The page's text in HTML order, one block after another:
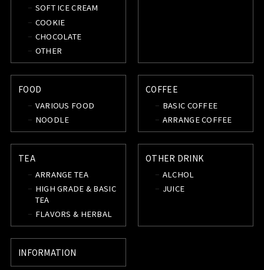
SOFT ICE CREAM
COOKIE
CHOCOLATE
OTHER
FOOD
VARIOUS FOOD
NOODLE
COFFEE
BASIC COFFEE
ARRANGE COFFEE
TEA
ARRANGE TEA
HIGH GRADE & BASIC
TEA
FLAVORS & HERBAL
OTHER DRINK
ALCHOL
JUICE
INFORMATION